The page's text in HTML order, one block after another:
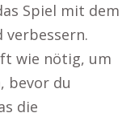
Spiel mit dem
verbessern.
wie nötig, um
bevor du
die